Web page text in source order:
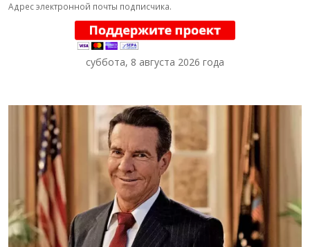
Адрес электронной почты подписчика.
суббота, 8 августа 2026 года